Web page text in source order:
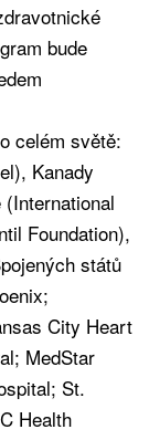
bude
celém světě:
Kanady
Foundation),
států
City Heart
MedStar
St.
Health